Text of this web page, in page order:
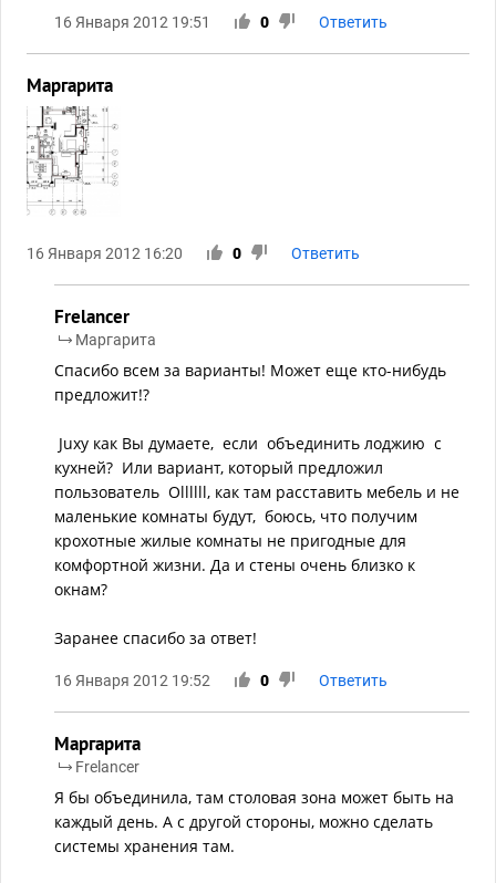
16 Января 2012 19:51 0 Ответить
Маргарита
16 Января 2012 16:20 0 Ответить
Frelancer
Маргарита
Спасибо всем за варианты! Может еще кто-нибудь
предложит!?
Juxy как Вы думаете, если объединить лоджию с
кухней? Или вариант, который предложил
пользователь Ollllll, как там расставить мебель и не
маленькие комнаты будут, боюсь, что получим
крохотные жилые комнаты не пригодные для
комфортной жизни. Да и стены очень близко к
окнам?
Заранее спасибо за ответ!
16 Января 2012 19:52 0 Ответить
Маргарита
Frelancer
Я бы объединила, там столовая зона может быть на
каждый день. А с другой стороны, можно сделать
системы хранения там.